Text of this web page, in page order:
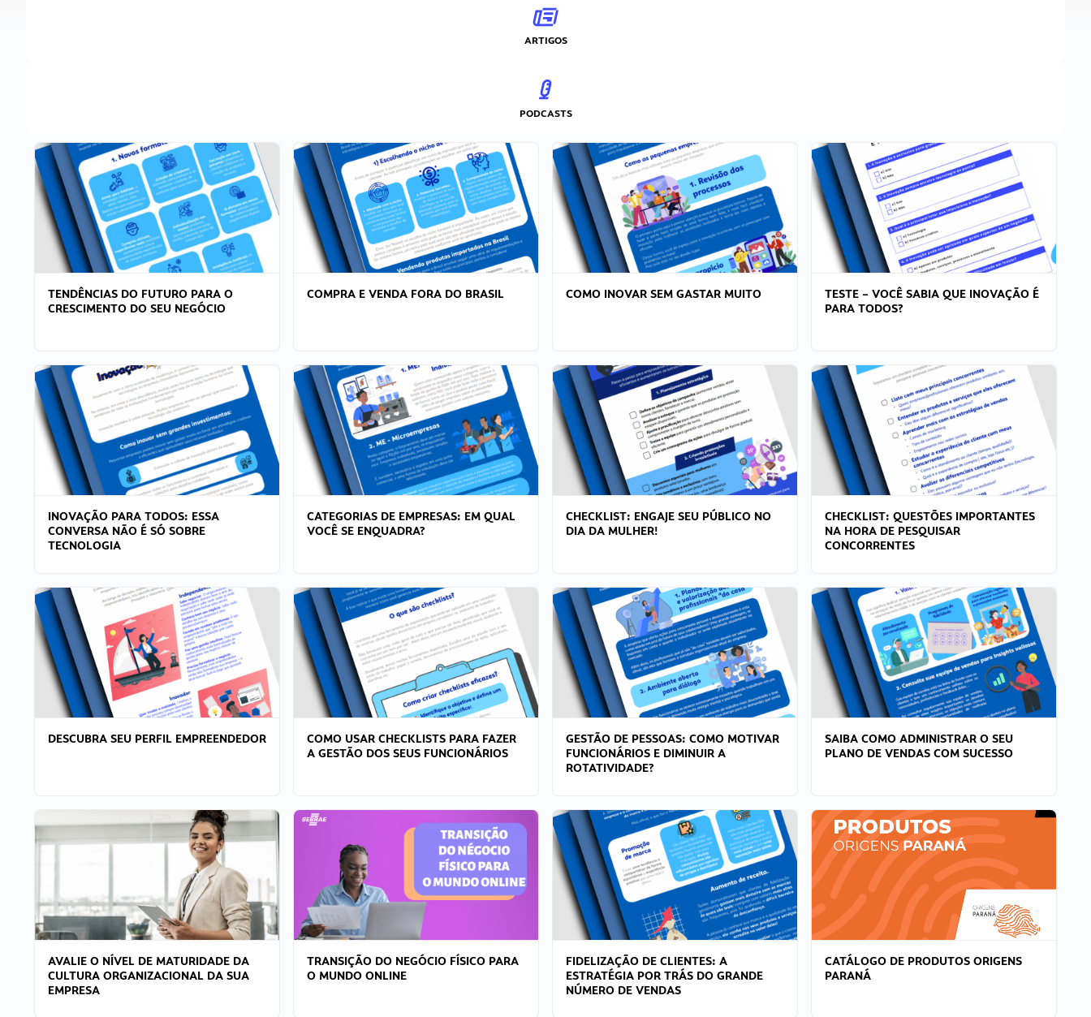
ARTIGOS
PODCASTS
TENDÊNCIAS DO FUTURO PARA O
CRESCIMENTO DO SEU NEGÓCIO
COMPRA E VENDA FORA DO BRASIL COMO INOVAR SEM GASTAR MUITO
TESTE – VOCÊ SABIA QUE INOVAÇÃO É
PARA TODOS?
INOVAÇÃO PARA TODOS: ESSA
CONVERSA NÃO É SÓ SOBRE
TECNOLOGIA
CATEGORIAS DE EMPRESAS: EM QUAL
VOCÊ SE ENQUADRA?
CHECKLIST: ENGAJE SEU PÚBLICO NO
DIA DA MULHER!
CHECKLIST: QUESTÕES IMPORTANTES
NA HORA DE PESQUISAR
CONCORRENTES
DESCUBRA SEU PERFIL EMPREENDEDOR
COMO USAR CHECKLISTS PARA FAZER
A GESTÃO DOS SEUS FUNCIONÁRIOS
GESTÃO DE PESSOAS: COMO MOTIVAR
FUNCIONÁRIOS E DIMINUIR A
ROTATIVIDADE?
SAIBA COMO ADMINISTRAR O SEU
PLANO DE VENDAS COM SUCESSO
AVALIE O NÍVEL DE MATURIDADE DA
CULTURA ORGANIZACIONAL DA SUA
EMPRESA
TRANSIÇÃO DO NEGÓCIO FÍSICO PARA
O MUNDO ONLINE
FIDELIZAÇÃO DE CLIENTES: A
ESTRATÉGIA POR TRÁS DO GRANDE
NÚMERO DE VENDAS
CATÁLOGO DE PRODUTOS ORIGENS
PARANÁ